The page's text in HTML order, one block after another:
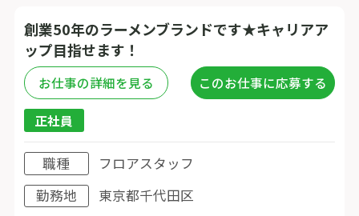
創業50年のラーメンブランドです★キャリアア
ップ目指せます！
お仕事の詳細を見る このお仕事に応募する
正社員
職種
フロアスタッフ
勤務地
東京都千代田区